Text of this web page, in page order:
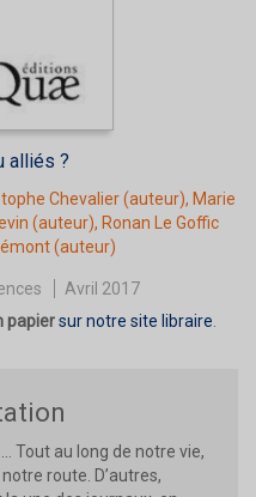
alliés ?
Chevalier(auteur), Marie
(auteur), Ronan Le Goffic
(auteur)
Avril 2017
papiersur notre site libraire.
Tout au long de notre vie,
route. D’autres,